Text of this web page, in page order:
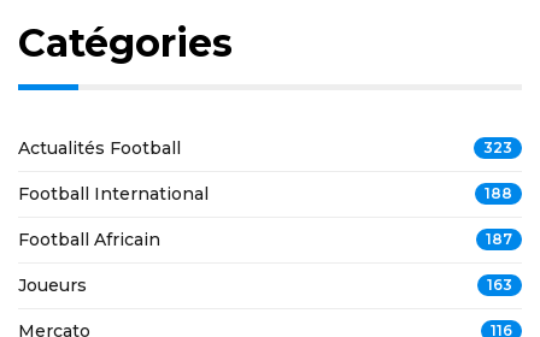
Catégories
Actualités Football 323
Football International 188
Football Africain 187
Joueurs 163
Mercato 116